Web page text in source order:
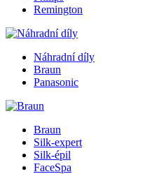
Remington
Náhradní díly
Braun
Panasonic
Braun
Silk-expert
Silk-épil
FaceSpa